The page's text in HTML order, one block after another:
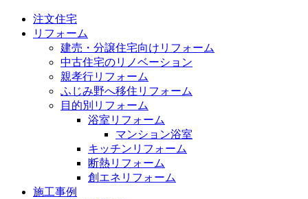
注文住宅
リフォーム
建売・分譲住宅向けリフォーム
中古住宅のリノベーション
親孝行リフォーム
ふじみ野へ移住リフォーム
目的別リフォーム
浴室リフォーム
マンション浴室
キッチンリフォーム
断熱リフォーム
創エネリフォーム
施工事例